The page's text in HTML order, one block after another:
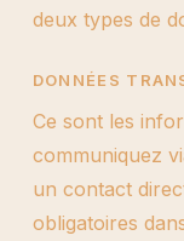
deux types de
DONNÉES
Ce sont les
communiquez
un contact
obligatoires